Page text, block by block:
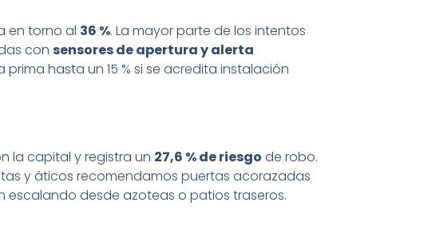
en torno al 36 %. La mayor parte de los intentos
con sensores de apertura y alerta
hasta un 15 % si se acredita instalación
la capital y registra un 27,6 % de riesgo de robo.
y áticos recomendamos puertas acorazadas
escalando desde azoteas o patios traseros.